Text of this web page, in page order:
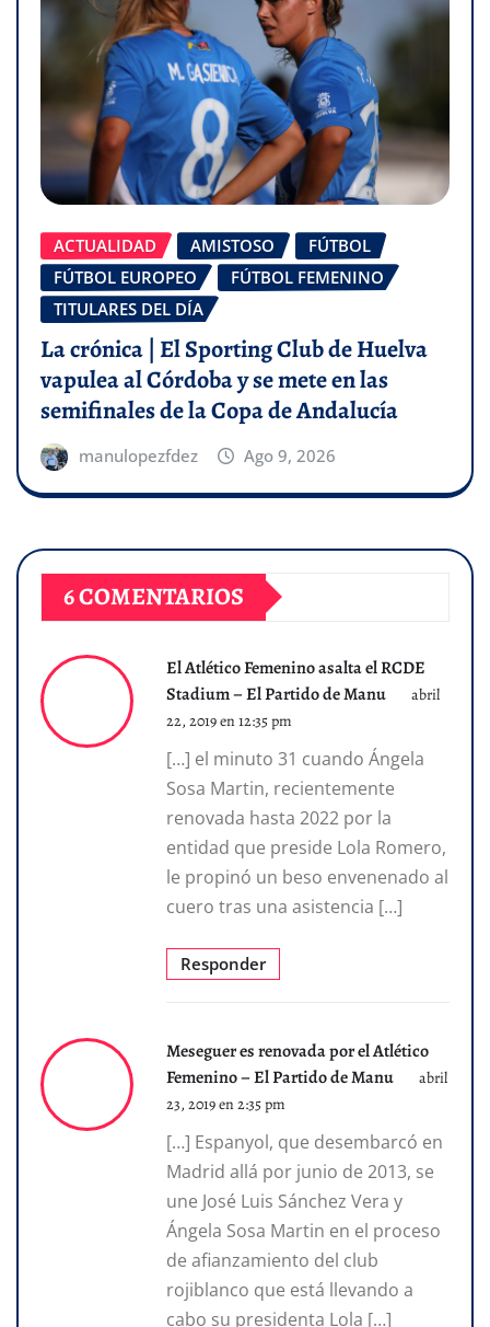
ACTUALIDAD AMISTOSO
FÚTBOL
FÚTBOL EUROPEO
FÚTBOL FEMENINO
TITULARES DEL DÍA
La crónica | El Sporting Club de Huelva
vapulea al Córdoba y se mete en las
semifinales de la Copa de Andalucía
manulopezfdez Ago 9, 2026
6 COMENTARIOS
El Atlético Femenino asalta el RCDE
Stadium – El Partido de Manu
abril
22, 2019 en 12:35 pm
[…] el minuto 31 cuando Ángela
Sosa Martin, recientemente
renovada hasta 2022 por la
entidad que preside Lola Romero,
le propinó un beso envenenado al
cuero tras una asistencia […]
Responder
Meseguer es renovada por el Atlético
Femenino – El Partido de Manu
abril
23, 2019 en 2:35 pm
[…] Espanyol, que desembarcó en
Madrid allá por junio de 2013, se
une José Luis Sánchez Vera y
Ángela Sosa Martin en el proceso
de afianzamiento del club
rojiblanco que está llevando a
cabo su presidenta Lola […]